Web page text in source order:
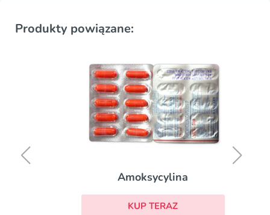
Produkty powiązane:
Amoksycylina
KUP TERAZ